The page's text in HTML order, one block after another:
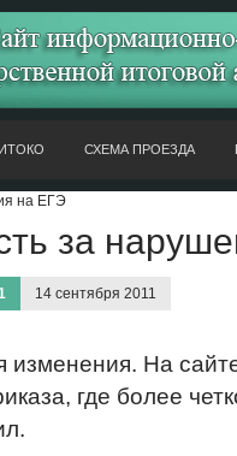
СХЕМА ПРОЕЗДА
на ЕГЭ
за
14 сентября 2011
изменения. На
где более